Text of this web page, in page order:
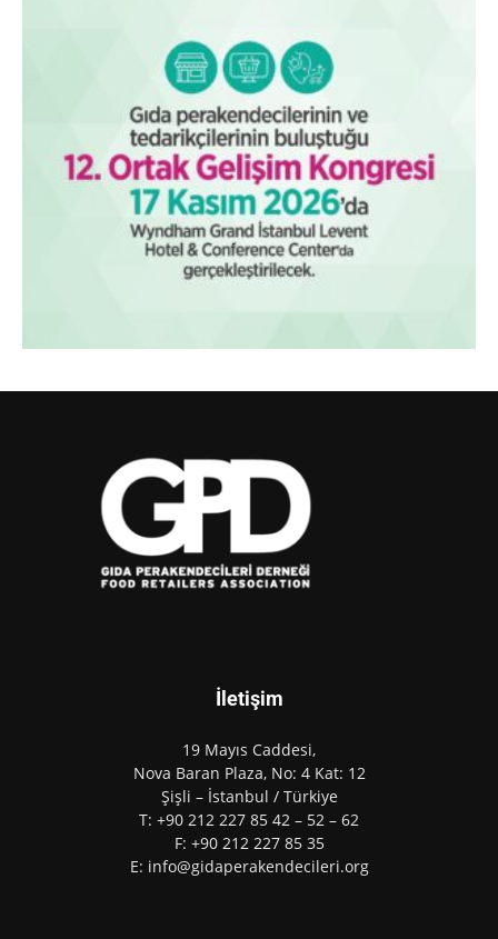
İletişim
19 Mayıs Caddesi,
Nova Baran Plaza, No: 4 Kat: 12
Şişli – İstanbul / Türkiye
T: +90 212 227 85 42 – 52 – 62
F: +90 212 227 85 35
E: info@gidaperakendecileri.org